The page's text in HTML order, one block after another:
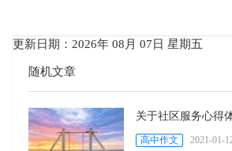
更新日期：2026年 08月 07日 星期五
随机文章
关于社区服务心得
高中作文 2021-01-